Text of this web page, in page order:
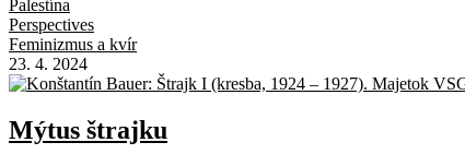
Palestína
Perspectives
Feminizmus a kvír
23. 4. 2024
Mýtus štrajku